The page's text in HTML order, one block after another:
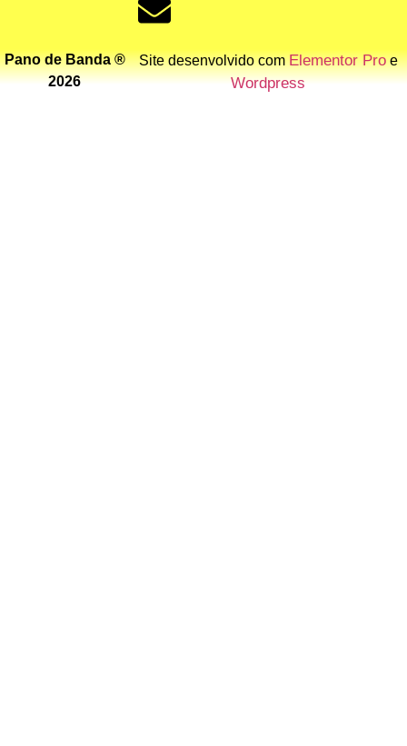
Pano de Banda ®
2026
Site desenvolvido comElementor Proe
Wordpress